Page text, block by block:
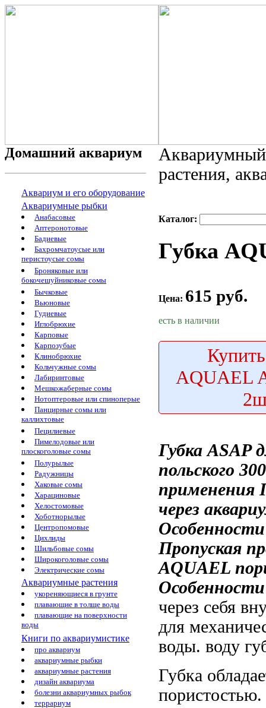
Домашний аквариум
Аквариум и его оборудование
Аквариумные рыбки
Анабасовые
Аптеронотовые
Бадиевые
Бахромчатоусые или
перистоусые сомы
Броняковые или
бокочешуйниковые сомы
Бычковые
Вьюновые
Гудиевые
Иглобрюхие
Карповые
Карпозубые
Клинобрюхие
Кольчужные сомы
Лабиринтовые
Мешкожаберные сомы
Нотоптеровые или спиноперые
Панцирные сомы или
каллихтовые
Пецилиевые
Пимелодовые или
плоскоголовые сомы
Полурылые
Радужницы
Хаковые сомы
Харациновые
Хелостомовые
Хоботнорылые
Центропомовые
Цихлиды
Шильбовые сомы
Широкоголовые сомы
Электрические сомы
Аквариумные растения
укореняющиеся в грунте
плавающие в толще воды
плавающие на поверхности
воды
Книги по аквариумистике
про аквариум
аквариумные рыбки
аквариумные растения
дизайн аквариума
болезни аквариумных рыбок
террариум
растения,
Каталог:
Губка
Цена: 615 руб.
есть в наличии
Купить
AQUAEL
Губка ASAP
польского
применения
через
Пропуская
AQUAEL
через себя
для
воды. воду
Губка
пористостью.